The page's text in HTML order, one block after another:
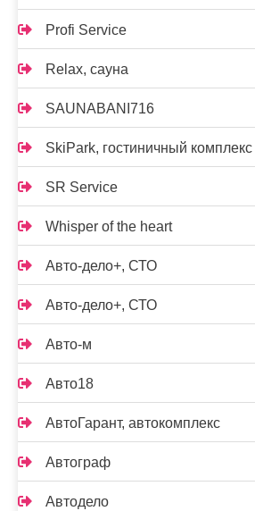
Profi Service
Relax, сауна
SAUNABANI716
SkiPark, гостиничный комплекс
SR Service
Whisper of the heart
Авто-дело+, СТО
Авто-дело+, СТО
Авто-м
Авто18
АвтоГарант, автокомплекс
Автограф
Автодело